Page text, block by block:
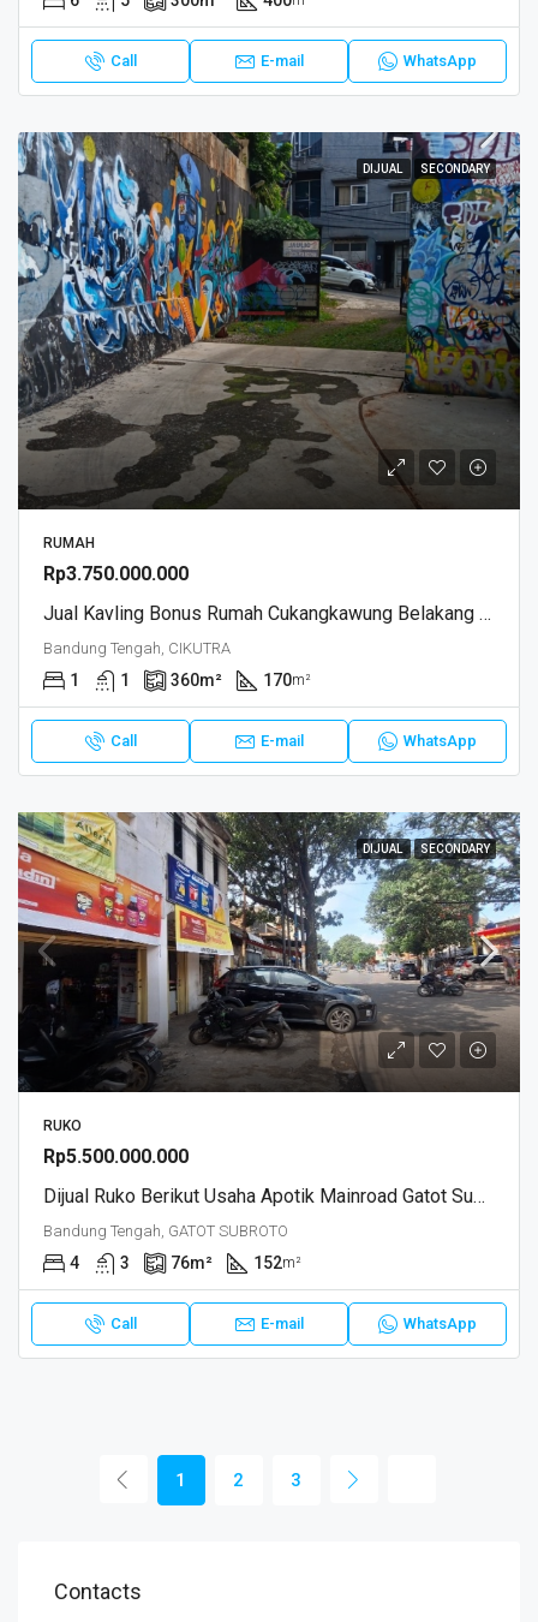
Call E-mail WhatsApp
DIJUAL SECONDARY
RUMAH
Rp3.750.000.000
Jual Kavling Bonus Rumah Cukangkawung Belakang Cibeunying Dago Bandung
Bandung Tengah, CIKUTRA
1 1 360m² 170m²
Call E-mail WhatsApp
DIJUAL SECONDARY
RUKO
Rp5.500.000.000
Dijual Ruko Berikut Usaha Apotik Mainroad Gatot Subroto Kiaracondong Bandung
Bandung Tengah, GATOT SUBROTO
4 3 76m² 152m²
Call E-mail WhatsApp
1 2 3
Contacts